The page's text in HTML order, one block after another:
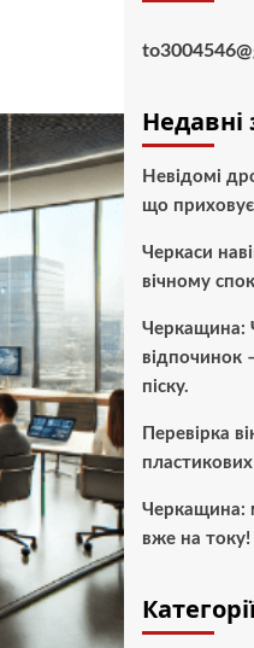
Недавні
Невідомі
що
Черкаси
вічному
Черкащина:
відпочинок
піску.
Перевірка
Черкащина:
вже на току!